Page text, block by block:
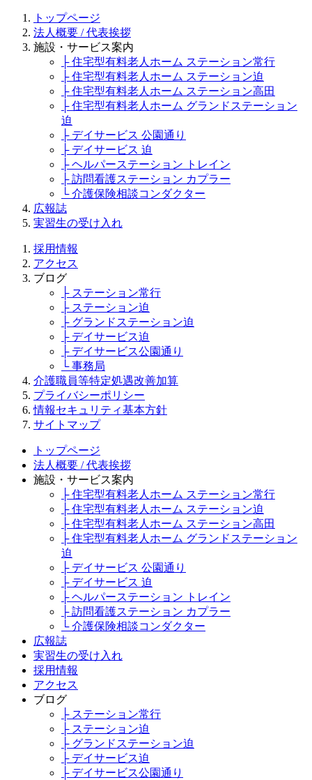
トップページ
法人概要 / 代表挨拶
施設・サービス案内
├ 住宅型有料老人ホーム ステーション常行
├ 住宅型有料老人ホーム ステーション迫
├ 住宅型有料老人ホーム ステーション高田
├ 住宅型有料老人ホーム グランドステーション
迫
├ デイサービス 公園通り
├ デイサービス 迫
├ ヘルパーステーション トレイン
├ 訪問看護ステーション カプラー
└ 介護保険相談コンダクター
広報誌
実習生の受け入れ
採用情報
アクセス
ブログ
├ ステーション常行
├ ステーション迫
├ グランドステーション迫
├ デイサービス迫
├ デイサービス公園通り
└ 事務局
介護職員等特定処遇改善加算
プライバシーポリシー
情報セキュリティ基本方針
サイトマップ
トップページ
法人概要 / 代表挨拶
施設・サービス案内
├ 住宅型有料老人ホーム ステーション常行
├ 住宅型有料老人ホーム ステーション迫
├ 住宅型有料老人ホーム ステーション高田
├ 住宅型有料老人ホーム グランドステーション
迫
├ デイサービス 公園通り
├ デイサービス 迫
├ ヘルパーステーション トレイン
├ 訪問看護ステーション カプラー
└ 介護保険相談コンダクター
広報誌
実習生の受け入れ
採用情報
アクセス
ブログ
├ ステーション常行
├ ステーション迫
├ グランドステーション迫
├ デイサービス迫
├ デイサービス公園通り